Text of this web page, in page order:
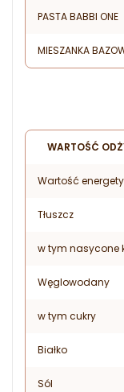
PASTA BABBI ONE
MIESZANKA
WARTOŚĆ
Wartość
Tłuszcz
w tym nasycone
Węglowodany
w tym cukry
Białko
Sól